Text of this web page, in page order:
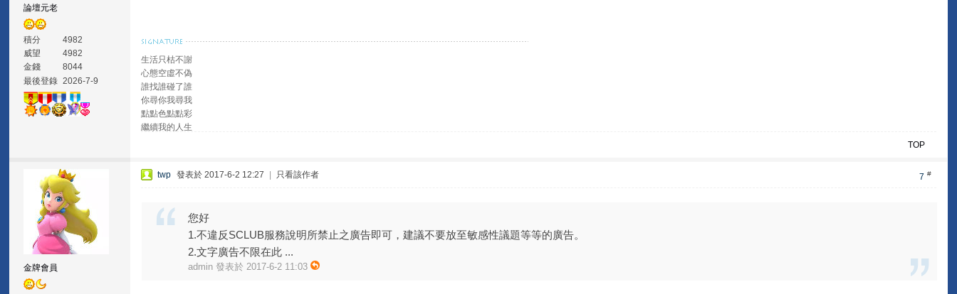
論壇元老
積分
4982
威望
4982
金錢
8044
最後登錄 2026-7-9
生活只枯不謝
心態空虛不偽
誰找誰碰了誰
你尋你我尋我
點點色點點彩
繼續我的人生
TOP
金牌會員
7 #
twp 發表於 2017-6-2 12:27 只看該作者
您好
1.不違反SCLUB服務說明所禁止之廣告即可，建議不要放至敏感性議題等等的廣告。
2.文字廣告不限在此 ...
admin 發表於 2017-6-2 11:03